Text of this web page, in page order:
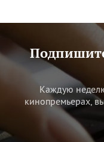
Каждую
кинопремьерах,